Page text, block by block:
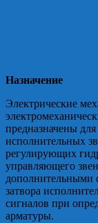
Назначение
Электрические
предназначены
исполнительных
регулирующих
управляющего
дополнительными
затвора
сигналов при
арматуры.